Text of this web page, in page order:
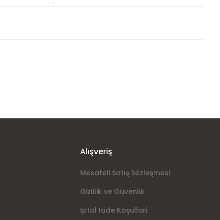
Alışveriş
Mesafeli Satış Sözleşmesi
Gizlilik ve Güvenlik
İptal İade Koşullari